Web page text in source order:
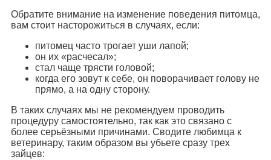
Обратите внимание на изменение поведения питомца,
вам стоит насторожиться в случаях, если:
питомец часто трогает уши лапой;
он их «расчесал»;
стал чаще трясти головой;
когда его зовут к себе, он поворачивает голову не
прямо, а на одну сторону.
В таких случаях мы не рекомендуем проводить
процедуру самостоятельно, так как это связано с
более серьёзными причинами. Сводите любимца к
ветеринару, таким образом вы убьете сразу трех
зайцев: